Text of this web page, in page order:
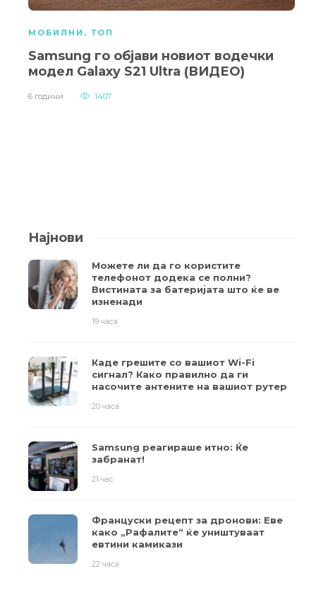
МОБИЛНИ , ТОП
Samsung го објави новиот водечки
модел Galaxy S21 Ultra (ВИДЕО)
6 години 1407
Најнови
Можете ли да го користите
телефонот додека се полни?
Вистината за батеријата што ќе ве
изненади
19 часа
Каде грешите со вашиот Wi-Fi
сигнал? Како правилно да ги
насочите антените на вашиот рутер
20 часа
Samsung реагираше итно: Ќе
забранат!
21 час
Француски рецепт за дронови: Еве
како „Рафалите“ ќе уништуваат
евтини камикази
22 часа